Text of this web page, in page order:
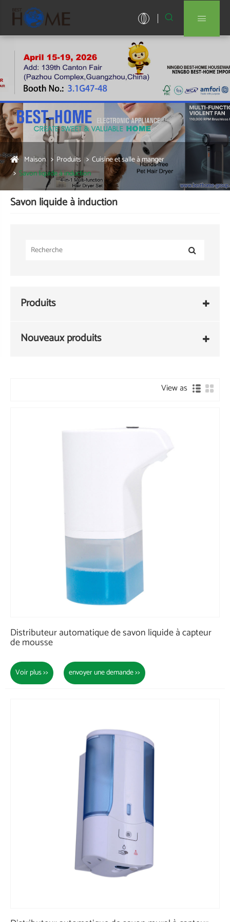
 
Maison Produits
Cuisine et salle à manger
Savon liquide à induction
Savon liquide à induction
Produits
Nouveaux produits
View as
Distributeur automatique de savon liquide à capteur
de mousse
Voir plus >> envoyer une demande >>